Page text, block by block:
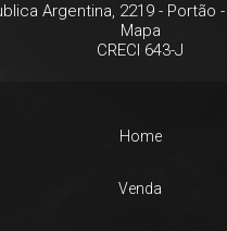
Argentina, 2219- Portão -
Mapa
CRECI 643-J
Home
Venda